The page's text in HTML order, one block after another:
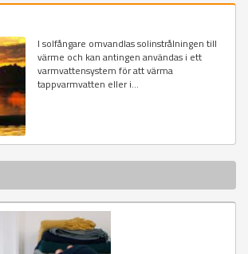
I solfångare omvandlas solinstrålningen till
värme och kan antingen användas i ett
varmvattensystem för att värma
tappvarmvatten eller i...